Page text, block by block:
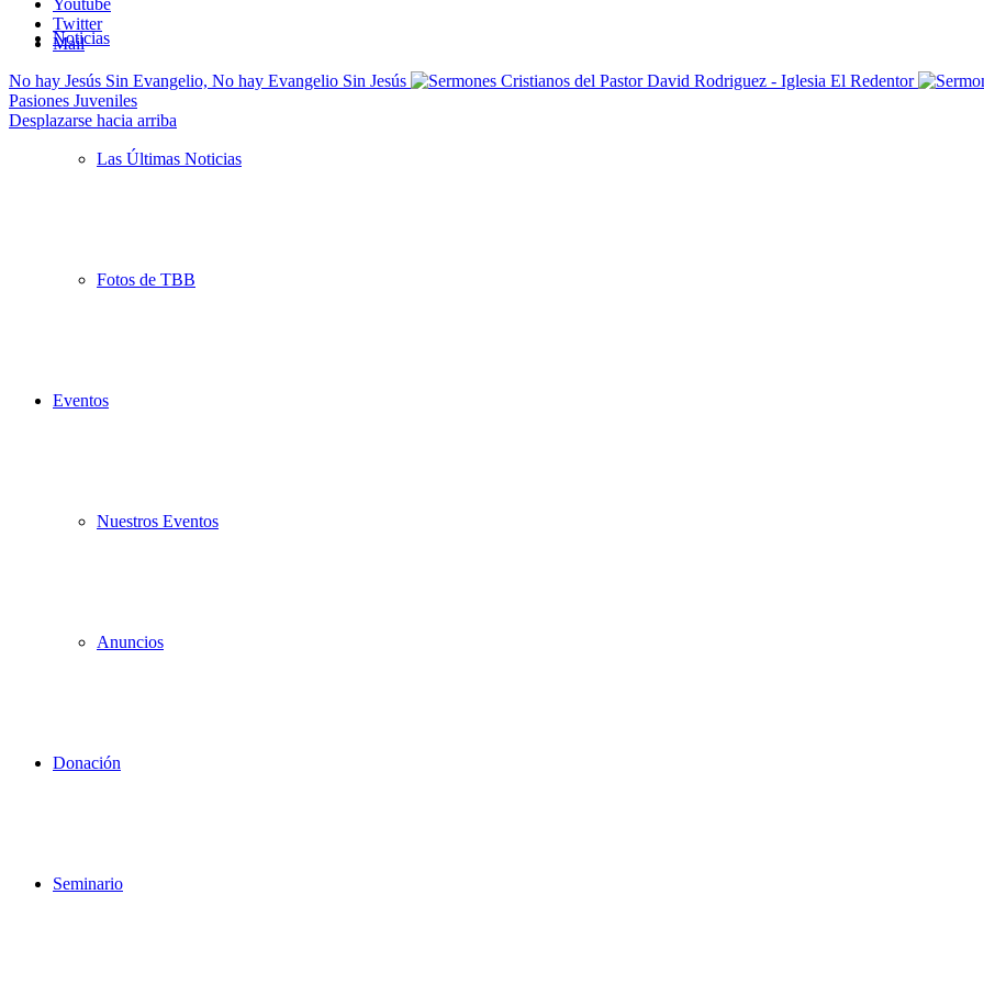
Noticias
Las Últimas Noticias
Fotos de TBB
Eventos
Nuestros Eventos
Anuncios
Donación
Seminario
Youtube
Twitter
Mail
No hay Jesús Sin Evangelio, No hay Evangelio Sin Jesús
Pasiones Juveniles
Desplazarse hacia arriba